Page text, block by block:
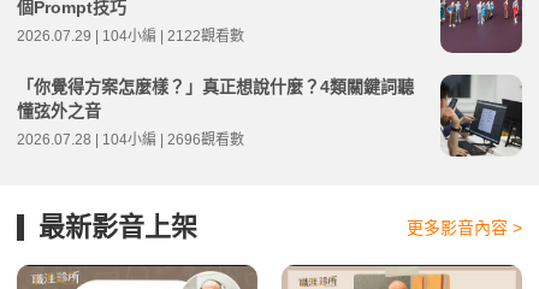
個Prompt技巧
2026.07.29 | 104小編 | 2122觀看數
「你覺得方案怎麼樣？」真正想說什麼？4類關鍵詞聽
懂弦外之音
2026.07.28 | 104小編 | 2696觀看數
最新影音上架 更多影音內容 >